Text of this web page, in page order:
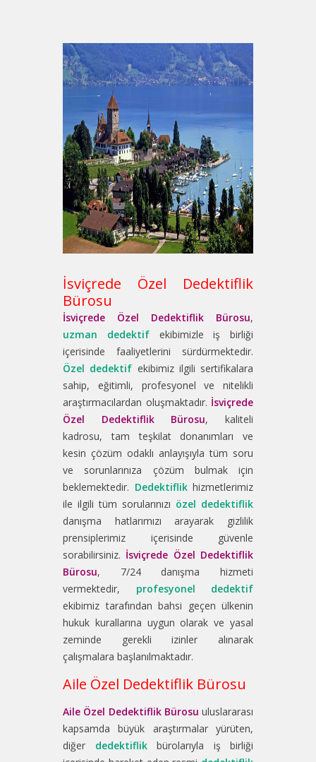
İsviçrede Özel Dedektiflik
Bürosu
İsviçrede Özel Dedektiflik Bürosu,
uzman dedektifekibimizle iş birliği
içerisinde faaliyetlerini sürdürmektedir.
Özel dedektif ekibimiz ilgili sertifikalara
sahip, eğitimli, profesyonel ve nitelikli
araştırmacılardan oluşmaktadır. İsviçrede
Özel Dedektiflik Bürosu, kaliteli
kadrosu, tam teşkilat donanımları ve
kesin çözüm odaklı anlayışıyla tüm soru
ve sorunlarınıza çözüm bulmak için
beklemektedir. Dedektiflikhizmetlerimiz
ile ilgili tüm sorularınızı özel dedektiflik
danışma hatlarımızı arayarak gizlilik
prensiplerimiz içerisinde güvenle
sorabilirsiniz. İsviçrede Özel Dedektiflik
Bürosu, 7/24 danışma hizmeti
vermektedir, profesyonel dedektif
ekibimiz tarafından bahsi geçen ülkenin
hukuk kurallarına uygun olarak ve yasal
zeminde gerekli izinler alınarak
çalışmalara başlanılmaktadır.
Aile Özel Dedektiflik Bürosu
Aile Özel Dedektiflik Bürosu uluslararası
kapsamda büyük araştırmalar yürüten,
diğer dedektiflikbürolarıyla iş birliği